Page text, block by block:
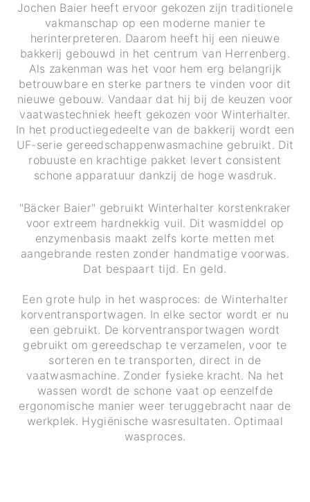
Jochen Baier heeft ervoor gekozen zijn traditionele
vakmanschap op een moderne manier te
herinterpreteren. Daarom heeft hij een nieuwe
bakkerij gebouwd in het centrum van Herrenberg.
Als zakenman was het voor hem erg belangrijk
betrouwbare en sterke partners te vinden voor dit
nieuwe gebouw. Vandaar dat hij bij de keuzen voor
vaatwastechniek heeft gekozen voor Winterhalter.
In het productiegedeelte van de bakkerij wordt een
UF-serie gereedschappenwasmachine gebruikt. Dit
robuuste en krachtige pakket levert consistent
schone apparatuur dankzij de hoge wasdruk.
"Bäcker Baier" gebruikt Winterhalter korstenkraker
voor extreem hardnekkig vuil. Dit wasmiddel op
enzymenbasis maakt zelfs korte metten met
aangebrande resten zonder handmatige voorwas.
Dat bespaart tijd. En geld.
Een grote hulp in het wasproces: de Winterhalter
korventransportwagen. In elke sector wordt er nu
een gebruikt. De korventransportwagen wordt
gebruikt om gereedschap te verzamelen, voor te
sorteren en te transporten, direct in de
vaatwasmachine. Zonder fysieke kracht. Na het
wassen wordt de schone vaat op eenzelfde
ergonomische manier weer teruggebracht naar de
werkplek. Hygiënische wasresultaten. Optimaal
wasproces.